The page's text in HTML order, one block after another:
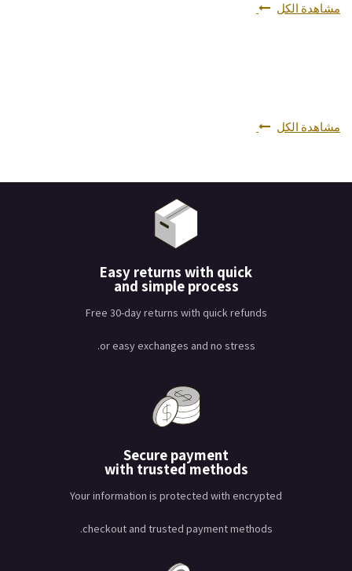
مشاهدة الكل
مشاهدة الكل
Easy returns with quick
and simple process
Free 30-day returns with quick refunds
or easy exchanges and no stress.
Secure payment
with trusted methods
Your information is protected with encrypted
checkout and trusted payment methods.